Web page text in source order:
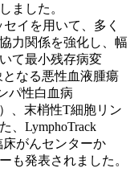
ました。
イを用いて、多く
力関係を強化し、幅
て最小残存病変
となる悪性血液腫瘍
パ性白血病
、末梢性T細胞リン
、LymphoTrack
がんセンターか
も発表されました。